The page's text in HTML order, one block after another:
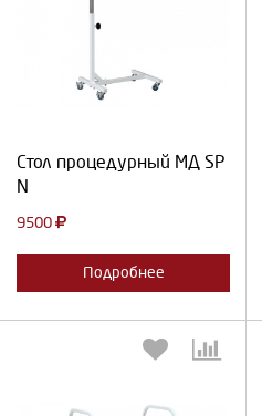
Стол процедурный МД SP
N
9500
Подробнее
Выберите количество: